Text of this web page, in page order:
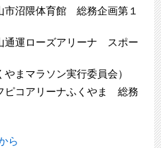
市沼隈体育館 総務企画第１
通運ローズアリーナ スポー
まマラソン実行委員会）
ピコアリーナふくやま 総務
ら